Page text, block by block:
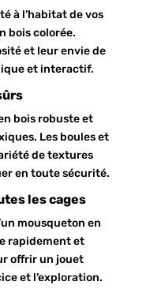
à l’habitat de vos
bois colorée.
et leur envie de
et interactif.
bois robuste et
Les boules et
de textures
en toute sécurité.
les cages
mousqueton en
rapidement et
offrir un jouet
et l’exploration.